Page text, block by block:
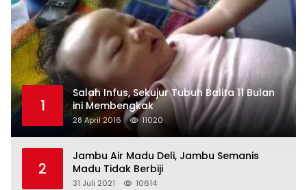
1
Salah Infus, Sekujur Tubuh Balita 11 Bulan
ini Membengkak
28 April 2016 11020
2
Jambu Air Madu Deli, Jambu Semanis
Madu Tidak Berbiji
31 Juli 2021 10614